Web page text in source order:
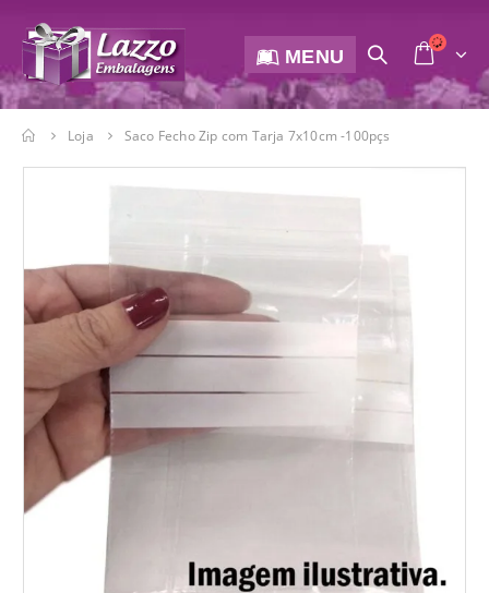
MENU
Loja Saco Fecho Zip com Tarja 7x10cm -100pçs